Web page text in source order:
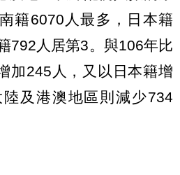
籍6070人最多，日本籍
792人居第3。與106年比
加245人，又以日本籍增
及港澳地區則減少734